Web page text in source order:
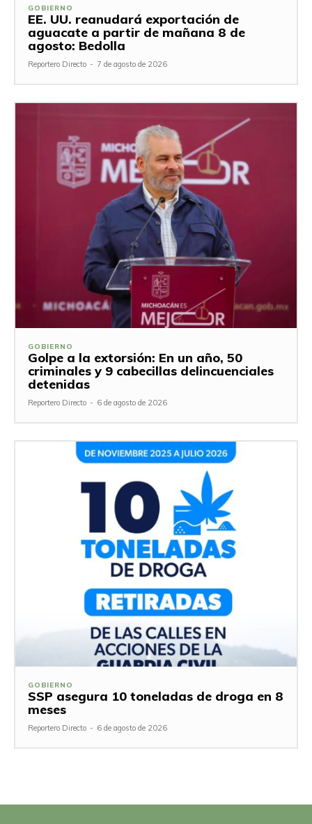
GOBIERNO
EE. UU. reanudará exportación de
aguacate a partir de mañana 8 de
agosto: Bedolla
Reportero Directo - 7 de agosto de 2026
GOBIERNO
Golpe a la extorsión: En un año, 50
criminales y 9 cabecillas delincuenciales
detenidas
Reportero Directo - 6 de agosto de 2026
GOBIERNO
SSP asegura 10 toneladas de droga en 8
meses
Reportero Directo - 6 de agosto de 2026